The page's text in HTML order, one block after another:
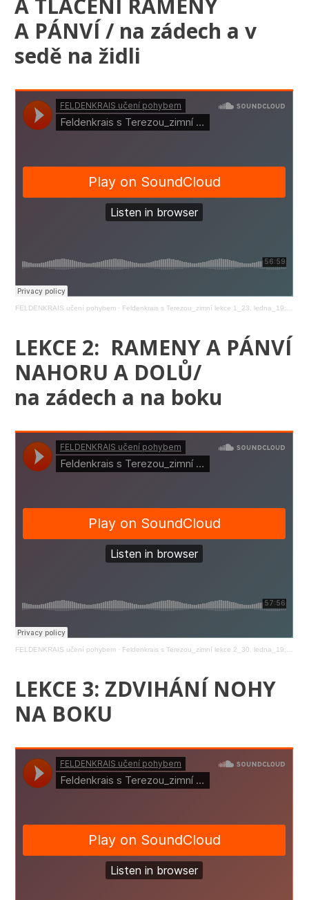
A TLAČENÍ RAMENY
A PÁNVÍ / na zádech a v
sedě na židli
FELDENKRAIS učení pohybem · Feldenkrais s Terezou_zimní lekce 1_23. ledna_19:00
LEKCE 2: RAMENY A PÁNVÍ
NAHORU A DOLŮ/
na zádech a na boku
FELDENKRAIS učení pohybem · Feldenkrais s Terezou_zimní lekce 2_30. ledna_19:00
LEKCE 3: ZDVIHÁNÍ NOHY
NA BOKU